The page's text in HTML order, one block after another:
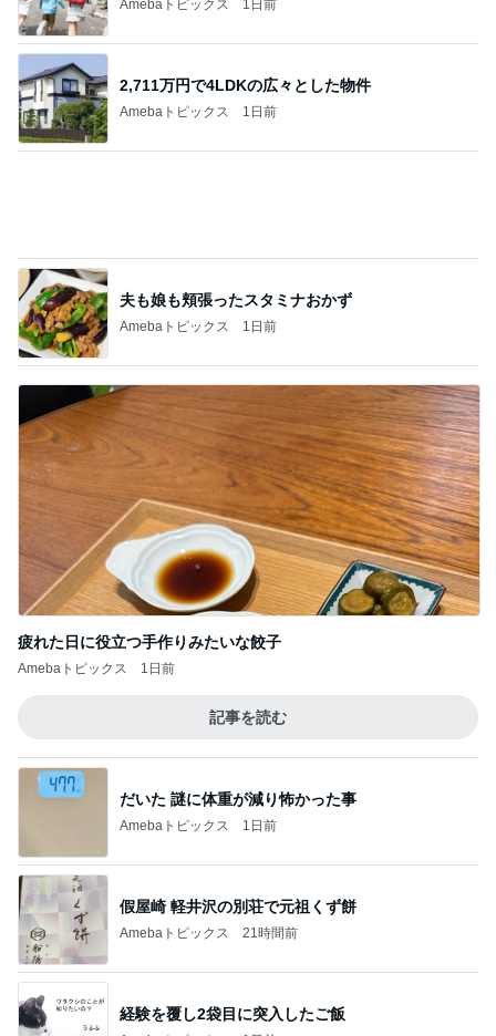
夫も娘も頬張ったスタミナおかず
Amebaトピックス 1日前
疲れた日に役立つ手作りみたいな餃子
Amebaトピックス 1日前
記事を読む
だいた 謎に体重が減り怖かった事
Amebaトピックス 1日前
Amebaトピックス 21時間前
経験を覆し2袋目に突入したご飯
Amebaトピックス 1日前
高橋英樹 山荘で発見した夏の紅葉